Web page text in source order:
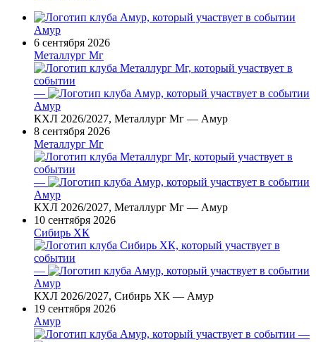
Амур
6 сентября 2026
Металлург Мг
—
Амур
КХЛ 2026/2027, Металлург Мг — Амур
8 сентября 2026
Металлург Мг
—
Амур
КХЛ 2026/2027, Металлург Мг — Амур
10 сентября 2026
Сибирь ХК
—
Амур
КХЛ 2026/2027, Сибирь ХК — Амур
19 сентября 2026
Амур
—